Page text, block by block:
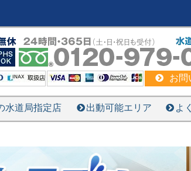
お問
水道局指定店 出動可能エリア よ